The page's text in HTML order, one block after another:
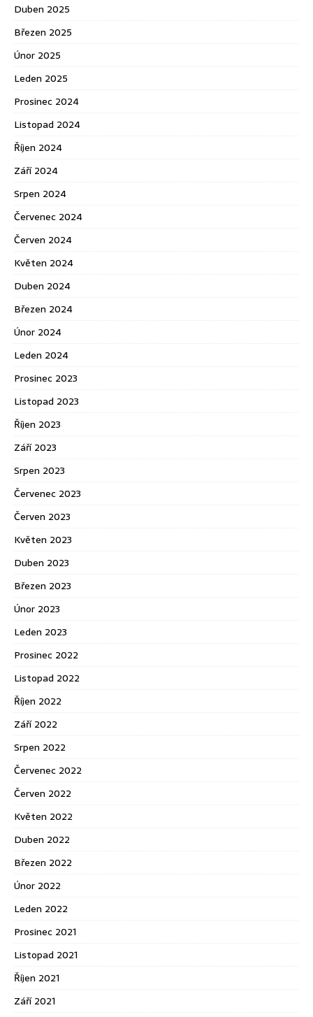
Duben 2025
Březen 2025
Únor 2025
Leden 2025
Prosinec 2024
Listopad 2024
Říjen 2024
Září 2024
Srpen 2024
Červenec 2024
Červen 2024
Květen 2024
Duben 2024
Březen 2024
Únor 2024
Leden 2024
Prosinec 2023
Listopad 2023
Říjen 2023
Září 2023
Srpen 2023
Červenec 2023
Červen 2023
Květen 2023
Duben 2023
Březen 2023
Únor 2023
Leden 2023
Prosinec 2022
Listopad 2022
Říjen 2022
Září 2022
Srpen 2022
Červenec 2022
Červen 2022
Květen 2022
Duben 2022
Březen 2022
Únor 2022
Leden 2022
Prosinec 2021
Listopad 2021
Říjen 2021
Září 2021